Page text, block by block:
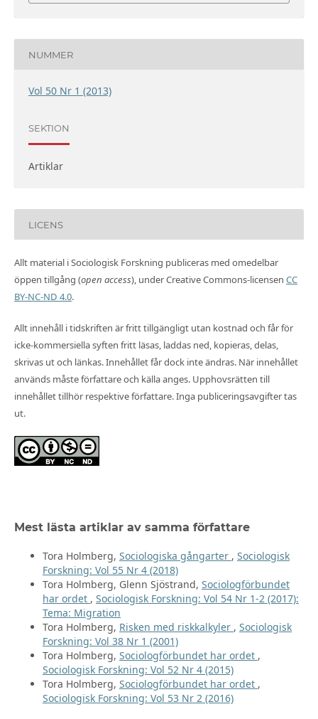
NUMMER
Vol 50 Nr 1 (2013)
SEKTION
Artiklar
LICENS
Allt material i Sociologisk Forskning publiceras med omedelbar
öppen tillgång (open access), under Creative Commons-licensen CC
BY-NC-ND 4.0.
Allt innehåll i tidskriften är fritt tillgängligt utan kostnad och får för
icke-kommersiella syften fritt läsas, laddas ned, kopieras, delas,
skrivas ut och länkas. Innehållet får dock inte ändras. När innehållet
används måste författare och källa anges. Upphovsrätten till
innehållet tillhör respektive författare. Inga publiceringsavgifter tas
ut.
Mest lästa artiklar av samma författare
Tora Holmberg, Sociologiska gångarter , Sociologisk
Forskning: Vol 55 Nr 4 (2018)
Tora Holmberg, Glenn Sjöstrand, Sociologförbundet
har ordet , Sociologisk Forskning: Vol 54 Nr 1-2 (2017):
Tema: Migration
Tora Holmberg, Risken med riskkalkyler , Sociologisk
Forskning: Vol 38 Nr 1 (2001)
Tora Holmberg, Sociologförbundet har ordet ,
Sociologisk Forskning: Vol 52 Nr 4 (2015)
Tora Holmberg, Sociologförbundet har ordet ,
Sociologisk Forskning: Vol 53 Nr 2 (2016)